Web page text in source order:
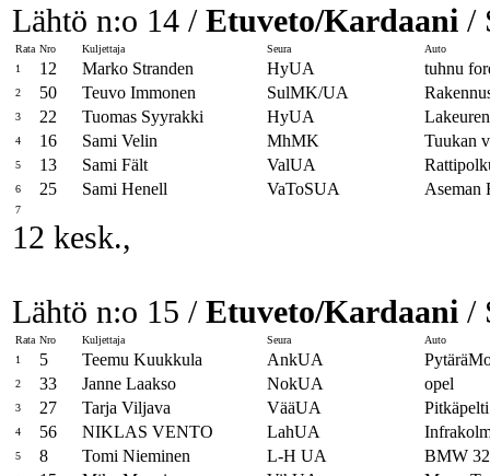
Lähtö n:o 14 / Etuveto/Kardaani /
Rata Nro Kuljettaja Seura
Auto
1
12 Marko Stranden HyUA tuhnu
2 50 Teuvo Immonen SulMK/UA
3 22 Tuomas Syyrakki HyUA
4 16 Sami Velin MhMK Tuukan
5 13 Sami Fält ValUA
6 25 Sami Henell VaToSUA Aseman
7
12 kesk.,
Lähtö n:o 15 / Etuveto/Kardaani /
Rata Nro Kuljettaja Seura
Auto
1
5 Teemu Kuukkula AnkUA
2 33 Janne Laakso NokUA opel
3 27 Tarja Viljava VääUA Pitkäpelti
4 56 NIKLAS VENTO LahUA
5 8 Tomi Nieminen L-H UA BMW